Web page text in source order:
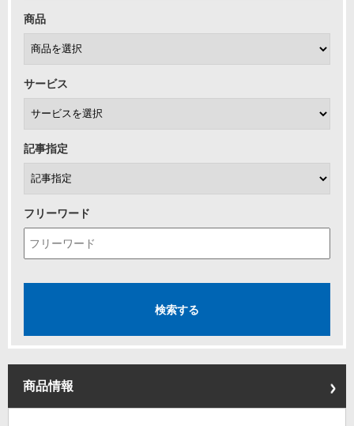
商品
サービス
記事指定
フリーワード
商品情報